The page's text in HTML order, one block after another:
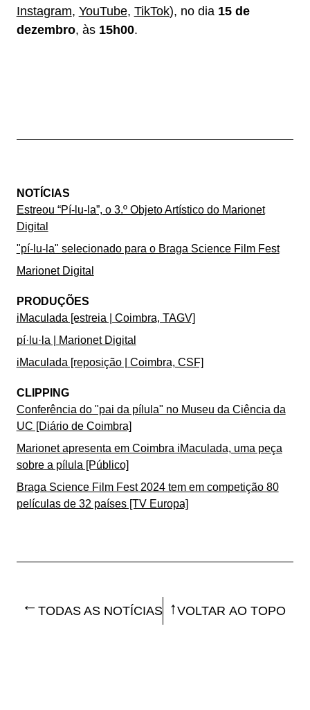
Instagram, YouTube, TikTok), no dia 15 de
dezembro, às 15h00.
NOTÍCIAS
Estreou “Pí-lu-la”, o 3.º Objeto Artístico do Marionet
Digital
"pí-lu-la" selecionado para o Braga Science Film Fest
Marionet Digital
PRODUÇÕES
iMaculada [estreia | Coimbra, TAGV]
pí·lu·la | Marionet Digital
iMaculada [reposição | Coimbra, CSF]
CLIPPING
Conferência do "pai da pílula" no Museu da Ciência da
UC [Diário de Coimbra]
Marionet apresenta em Coimbra iMaculada, uma peça
sobre a pílula [Público]
Braga Science Film Fest 2024 tem em competição 80
películas de 32 países [TV Europa]
TODAS AS NOTÍCIAS VOLTAR AO TOPO